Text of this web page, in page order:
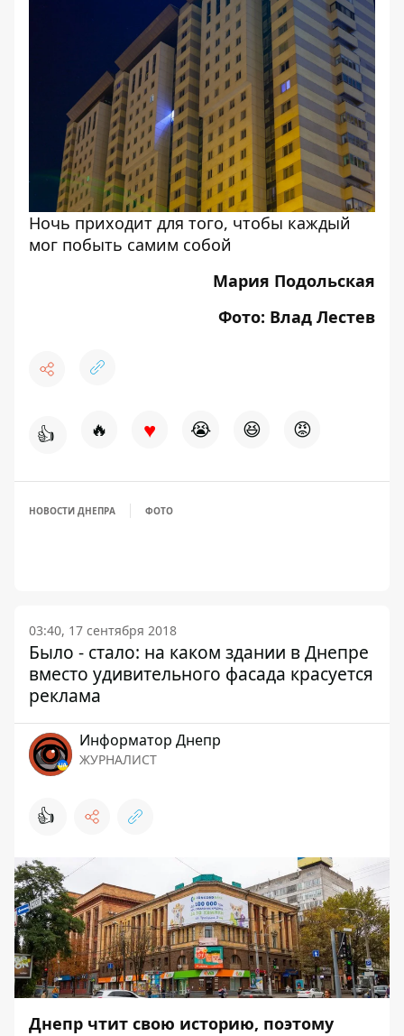
Ночь приходит для того, чтобы каждый
мог побыть самим собой
Мария Подольская
Фото: Влад Лестев
👍 🔥 ♥ 😭 😆 😡
НОВОСТИ ДНЕПРА ФОТО
03:40, 17 сентября 2018
Было - стало: на каком здании в Днепре
вместо удивительного фасада красуется
реклама
Информатор Днепр
ЖУРНАЛИСТ
👍
Днепр чтит свою историю, поэтому